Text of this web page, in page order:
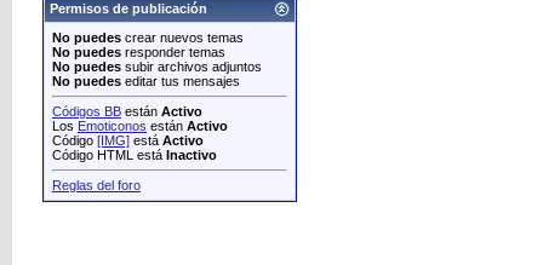
Permisos de publicación
No puedes crear nuevos temas
No puedes responder temas
No puedes subir archivos adjuntos
No puedes editar tus mensajes
Códigos BB están Activo
Los Emoticonos están Activo
Código [IMG] está Activo
Código HTML está Inactivo
Reglas del foro